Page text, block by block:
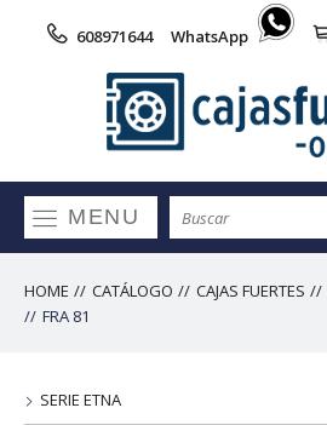
608971644 WhatsApp
MENU
HOME CATÁLOGO CAJAS FUERTES
FRA 81
SERIE ETNA